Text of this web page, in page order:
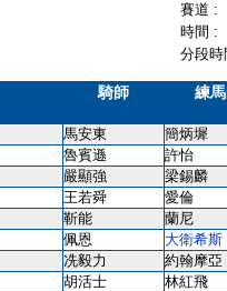
賽道 :
時間 :
分段
騎師 練
馬安東 簡炳墀
魯賓遜 許怡
嚴顯強 梁錫麟
王若舜 愛倫
靳能 蘭尼
佩恩 大衛希斯
冼毅力 約翰摩亞
胡活士 林紅飛